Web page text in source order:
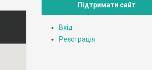
Підтримати сайт
Вхід
Реєстрація